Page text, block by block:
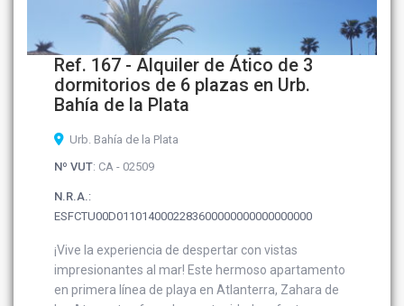
Ref. 167 - Alquiler de Ático de 3
dormitorios de 6 plazas en Urb.
Bahía de la Plata
Urb. Bahía de la Plata
Nº VUT: CA - 02509
N.R.A.:
ESFCTU00D0110140002283600000000000000000
¡Vive la experiencia de despertar con vistas
impresionantes al mar! Este hermoso apartamento
en primera línea de playa en Atlanterra, Zahara de